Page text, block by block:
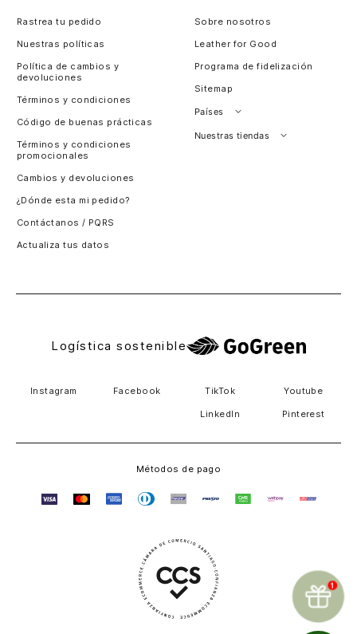
Rastrea tu pedido
Nuestras políticas
Política de cambios y
devoluciones
Términos y condiciones
Código de buenas prácticas
Términos y condiciones
promocionales
Cambios y devoluciones
¿Dónde esta mi pedido?
Contáctanos / PQRS
Actualiza tus datos
Sobre nosotros
Leather for Good
Programa de fidelización
Sitemap
Países
Perú
Nuestras tiendas
Logística sostenible
Instagram Facebook TikTok Youtube
LinkedIn Pinterest
Métodos de pago